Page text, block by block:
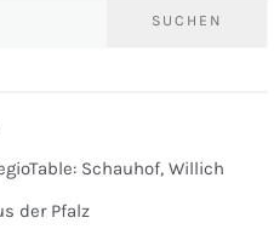
Schauhof, Willich
der Pfalz